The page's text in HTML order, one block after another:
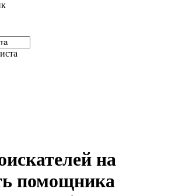
на
помощника